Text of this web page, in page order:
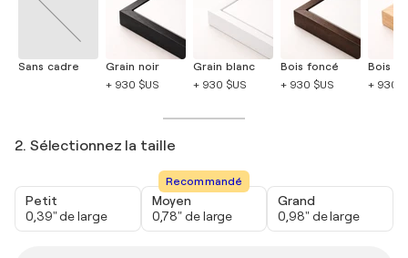
Sans cadre
Grain noir
+ 930 $US
Grain blanc
+ 930 $US
Bois foncé
+ 930 $US
Bois
+ 930
2. Sélectionnez la taille
Petit
0,39" de large
Recommandé
Moyen
0,78" de large
Grand
0,98" de large